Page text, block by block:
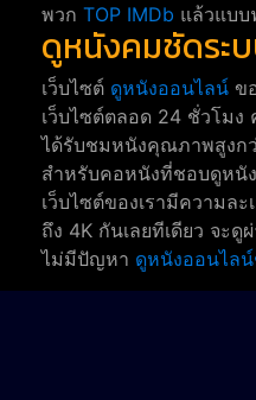
พวก TOP IMDb แล้วแบบ
ดูหนังคมชัดระ
เว็บไซต์ ดูหนังออนไลน์ ข
เว็บไซต์ตลอด 24 ชั่วโมง
ได้รับชมหนังคุณภาพสูงก
สำหรับคอหนังที่ชอบดูหนัง
เว็บไซต์ของเรามีความล
ถึง 4K กันเลยทีเดียว จะ
ไม่มีปัญหา ดูหนังออนไล